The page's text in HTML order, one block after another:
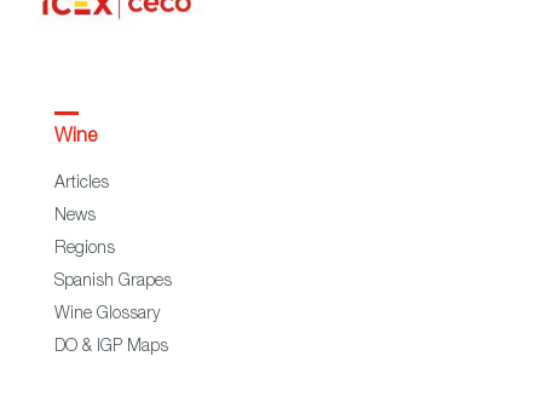
Wine
Articles
News
Regions
Spanish Grapes
Wine Glossary
DO & IGP Maps